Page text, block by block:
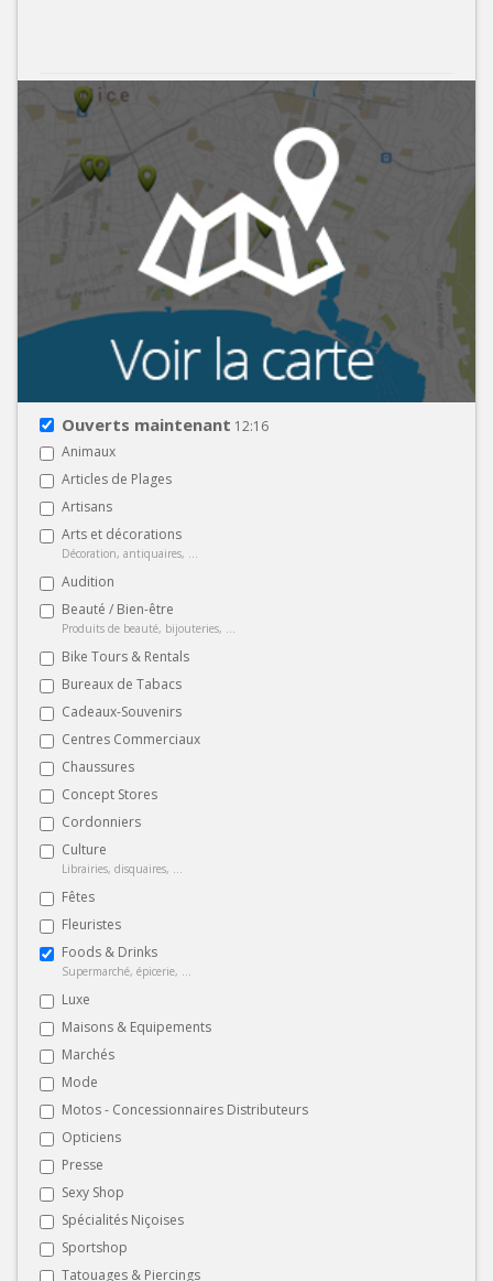
Ouverts maintenant 12:16
Animaux
Articles de Plages
Artisans
Arts et décorations
Décoration, antiquaires, ...
Audition
Beauté / Bien-être
Produits de beauté, bijouteries, ...
Bike Tours & Rentals
Bureaux de Tabacs
Cadeaux-Souvenirs
Centres Commerciaux
Chaussures
Concept Stores
Cordonniers
Culture
Librairies, disquaires, ...
Fêtes
Fleuristes
Foods & Drinks
Supermarché, épicerie, ...
Luxe
Maisons & Equipements
Marchés
Mode
Motos - Concessionnaires Distributeurs
Opticiens
Presse
Sexy Shop
Spécialités Niçoises
Sportshop
Tatouages & Piercings